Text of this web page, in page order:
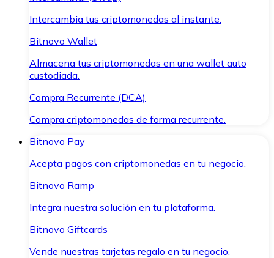
Intercambia tus criptomonedas al instante.
Bitnovo Wallet
Almacena tus criptomonedas en una wallet auto
custodiada.
Compra Recurrente (DCA)
Compra criptomonedas de forma recurrente.
Bitnovo Pay
Acepta pagos con criptomonedas en tu negocio.
Bitnovo Ramp
Integra nuestra solución en tu plataforma.
Bitnovo Giftcards
Vende nuestras tarjetas regalo en tu negocio.